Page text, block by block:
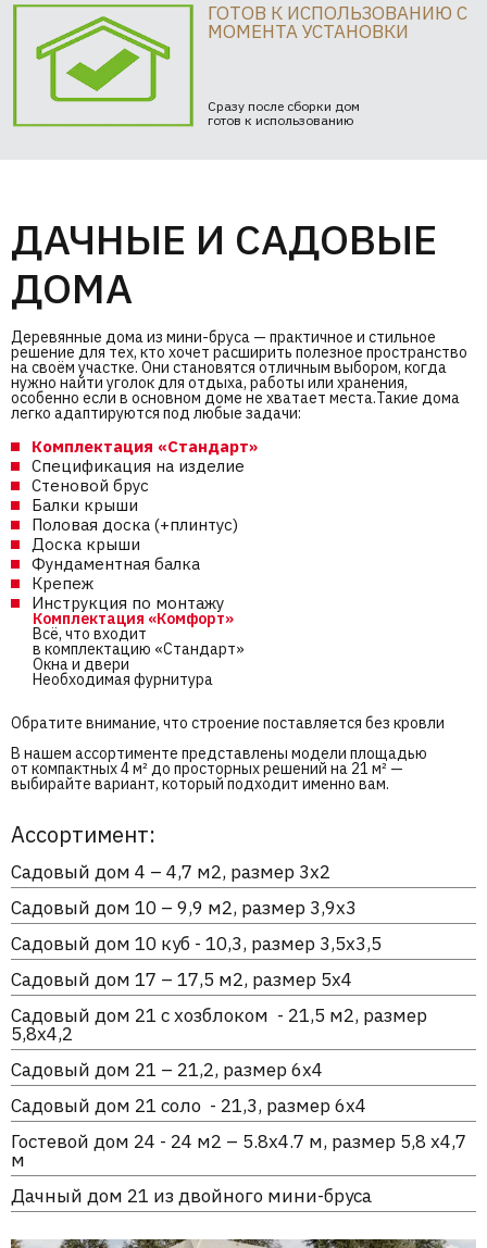
ГОТОВ К ИСПОЛЬЗОВАНИЮ С
МОМЕНТА УСТАНОВКИ
Сразу после сборки дом
готов к использованию
ДАЧНЫЕ И САДОВЫЕ
ДОМА
Деревянные дома из мини-бруса — практичное и стильное
решение для тех, кто хочет расширить полезное пространство
на своём участке. Они становятся отличным выбором, когда
нужно найти уголок для отдыха, работы или хранения,
особенно если в основном доме не хватает места.Такие дома
легко адаптируются под любые задачи:
Комплектация «Стандарт»
Спецификация на изделие
Стеновой брус
Балки крыши
Половая доска (+плинтус)
Доска крыши
Фундаментная балка
Крепеж
Инструкция по монтажу
Комплектация «Комфорт»
Всё, что входит
в комплектацию «Стандарт»
Окна и двери
Необходимая фурнитура
Обратите внимание, что строение поставляется без кровли
В нашем ассортименте представлены модели площадью
от компактных 4 м² до просторных решений на 21 м² —
выбирайте вариант, который подходит именно вам.
Ассортимент:
Садовый дом 4 – 4,7 м2, размер 3х2
Садовый дом 10 – 9,9 м2, размер 3,9х3
Садовый дом 10 куб - 10,3, размер 3,5х3,5
Садовый дом 17 – 17,5 м2, размер 5х4
Садовый дом 21 с хозблоком - 21,5 м2, размер
5,8х4,2
Садовый дом 21 – 21,2, размер 6х4
Садовый дом 21 соло - 21,3, размер 6х4
Гостевой дом 24 - 24 м2 – 5.8х4.7 м, размер 5,8 х4,7
м
Дачный дом 21 из двойного мини-бруса